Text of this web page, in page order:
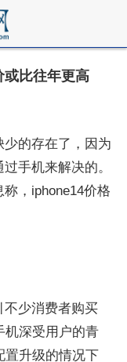
比往年更高
的存在了，因为
手机来解决的。
，iphone14价格
不少消费者购买
机深受用户的青
置升级的情况下